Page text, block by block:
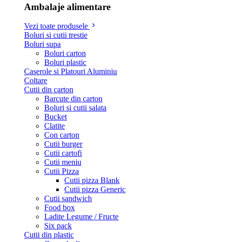
Ambalaje alimentare
Vezi toate produsele
Boluri si cutii trestie
Boluri supa
Boluri carton
Boluri plastic
Caserole si Platouri Aluminiu
Coltare
Cutii din carton
Barcute din carton
Boluri si cutii salata
Bucket
Clatite
Con carton
Cutii burger
Cutii cartofi
Cutii meniu
Cutii Pizza
Cutii pizza Blank
Cutii pizza Generic
Cutii sandwich
Food box
Ladite Legume / Fructe
Six pack
Cutii din plastic